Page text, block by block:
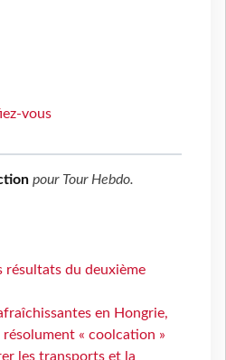
vous
pour Tour Hebdo.
résultats du deuxième
en Hongrie,
« coolcation »
les transports et la